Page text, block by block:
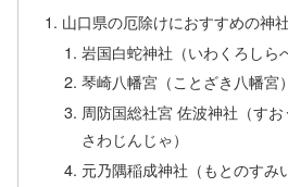
山口県の厄除けにおすすめの神
岩国白蛇神社（いわくろしら
琴崎八幡宮（ことざき八幡宮）
周防国総社宮 佐波神社（す
さわじんじゃ）
元乃隅稲成神社（もとのすみ